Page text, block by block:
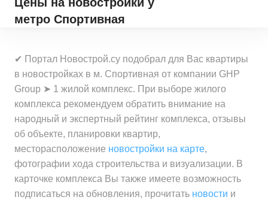
метро Спортивная
✔ Портал Новострой.су подобрал для Вас квартиры
в новостройках в м. Спортивная от компании GHP
Group ➤ 1 жилой комплекс. При выборе жилого
комплекса рекомендуем обратить внимание на
народный и экспертный рейтинг комплекса, отзывы
об объекте, планировки квартир,
месторасположение новостройки на карте,
фотографии хода строительства и визуализации. В
карточке комплекса Вы также имеете возможность
подписаться на обновления, прочитать новости и